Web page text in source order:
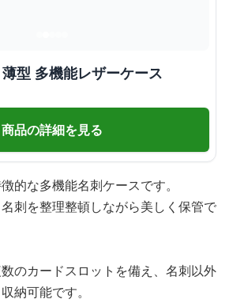
型 多機能レザーケース
商品の詳細を見る
的な多機能名刺ケースです。
刺を整理整頓しながら美しく保管で
のカードスロットを備え、名刺以外
納可能です。